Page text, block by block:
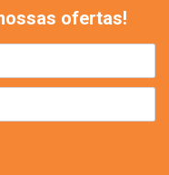
ofertas!